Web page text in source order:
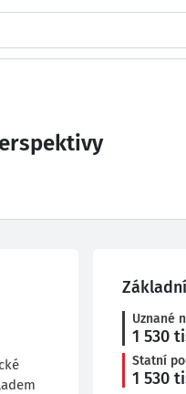
Twitter
Uznané
1 530
Statní
1 530